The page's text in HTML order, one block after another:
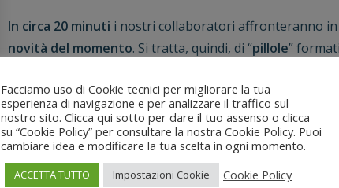
In circa 20 minuti i nostri collaboratori affronteranno in
novità del momento. Si tratta, quindi, di “pillole”
Per chi lo ha seguito è la stessa modalità che abbiamo
Anticipi”: la nuova norma è stata sviscerata illustrando
operativi.
Facciamo uso di Cookie tecnici per migliorare la tua
esperienza di navigazione e per analizzare il traffico sul
nostro sito. Clicca qui sotto per dare il tuo assenso o clicca
su “Cookie Policy” per consultare la nostra Cookie Policy. Puoi
cambiare idea e modificare la tua scelta in ogni momento.
ACCETTA TUTTO Impostazioni Cookie Cookie Policy